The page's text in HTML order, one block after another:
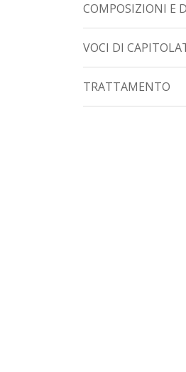
COMPOSIZIONI E
VOCI DI
TRATTAMENTO